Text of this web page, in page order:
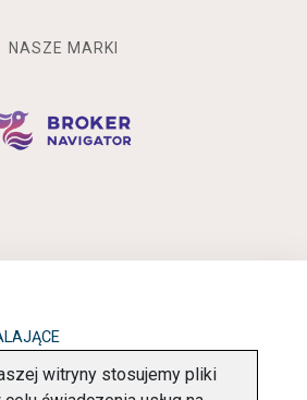
NASZE MARKI
witryny stosujemy pliki